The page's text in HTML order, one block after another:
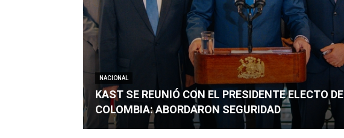
NACIONAL
KAST SE REUNIÓ CON EL PRESIDENTE ELECTO DE
COLOMBIA: ABORDARON SEGURIDAD